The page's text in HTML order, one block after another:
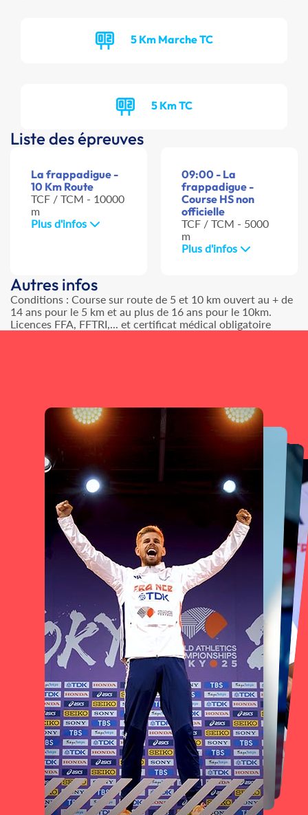
5 Km Marche TC
5 Km TC
Liste des épreuves
La frappadigue -
10 Km Route
TCF / TCM - 10000
m
Plus d'infos
09:00 - La
frappadigue -
Course HS non
officielle
TCF / TCM - 5000
m
Plus d'infos
Autres infos
Conditions : Course sur route de 5 et 10 km ouvert au + de
14 ans pour le 5 km et au plus de 16 ans pour le 10km.
Licences FFA, FFTRI,... et certificat médical obligatoire